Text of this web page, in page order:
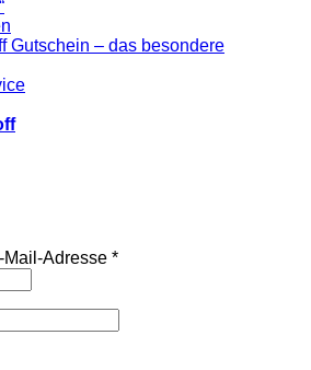
Gutschein – das besondere
Mail-Adresse *Erforderlich